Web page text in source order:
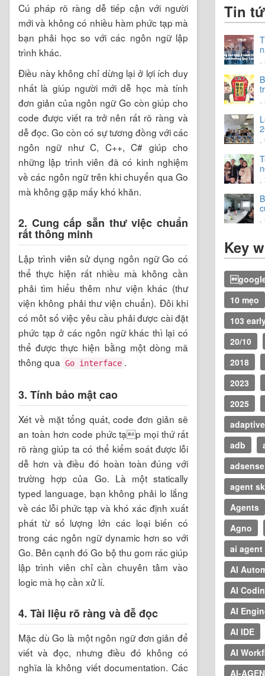
Cú pháp rõ ràng dễ tiếp cận với người
mới và không có nhiều hàm phức tạp mà
bạn phải học so với các ngôn ngữ lập
trình khác.
Điều này không chỉ dừng lại ở lợi ích duy
nhất là giúp người mới dễ học mà tính
đơn giản của ngôn ngữ Go còn giúp cho
code được viết ra trở nên rất rõ ràng và
dễ đọc. Go còn có sự tương đồng với các
ngôn ngữ như C, C++, C# giúp cho
những lập trình viên đã có kinh nghiệm
về các ngôn ngữ trên khi chuyển qua Go
mà không gặp mấy khó khăn.
2. Cung cấp sẵn thư việc chuẩn
rất thông minh
Lập trình viên sử dụng ngôn ngữ Go có
thể thực hiện rất nhiều mà không cần
phải tìm hiểu thêm như viện khác (thư
viện không phải thư viện chuẩn). Đôi khi
có môt số việc yêu cầu phải được cài đặt
phức tạp ở các ngôn ngữ khác thì lại có
thể được thực hiện bằng một dòng mã
thông qua Go interface .
3. Tính bảo mật cao
Xét về mặt tổng quát, code đơn giản sẽ
an toàn hơn code phức tạp mọi thứ rất
rõ ràng giúp ta có thể kiểm soát được lỗi
dễ hơn và điều đó hoàn toàn đúng với
trường hợp của Go. Là một statically
typed language, bạn không phải lo lắng
về các lỗi phức tạp và khó xác định xuất
phát từ số lượng lớn các loại biến có
trong các ngôn ngữ dynamic hơn so với
Go. Bên cạnh đó Go bộ thu gom rác giúp
lập trình viên chỉ cần chuyên tâm vào
logic mà họ cần xử lí.
4. Tài liệu rõ ràng và đễ đọc
Mặc dù Go là một ngôn ngữ đơn giản để
viết và đọc, nhưng điều đó không có
nghĩa là không viết documentation. Các
Tin
,
,
,
,
,
Key
10 mẹo
103
20/10
2018
2023
2025
adb
adsense
agent
Agents
Agno
ai agent
AI
AI
AI
AI IDE
AI
AI-